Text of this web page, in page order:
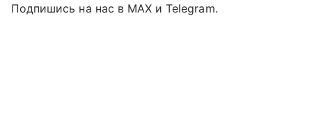
Подпишись на нас в МАХ и Telegram.